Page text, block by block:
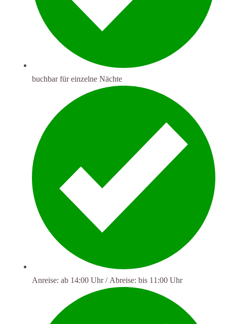
buchbar für einzelne Nächte
Anreise: ab 14:00 Uhr / Abreise: bis 11:00 Uhr